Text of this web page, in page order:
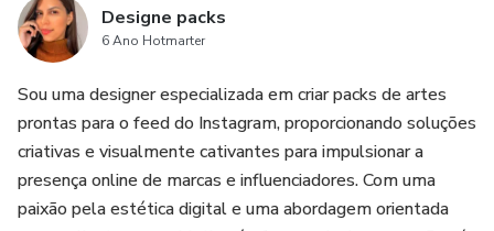
Designe packs
6 Ano Hotmarter
Sou uma designer especializada em criar packs de artes
prontas para o feed do Instagram, proporcionando soluções
criativas e visualmente cativantes para impulsionar a
presença online de marcas e influenciadores. Com uma
paixão pela estética digital e uma abordagem orientada